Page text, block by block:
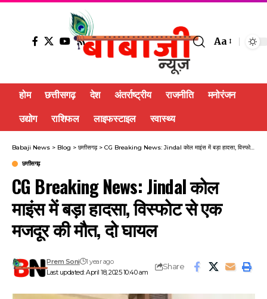
Aa
होम छत्तीसगढ़ देश अंतर्राष्ट्रीय राजनीति मनोरंजन
उद्योग राशिफल लाइफस्टाइल स्वास्थ्य
Babaji News > Blog > छत्तीसगढ़> CG Breaking News: Jindal कोल माइंस में बड़ा हादसा, विस्फोट से एक मजदूर की मौत, दो घायल
छत्तीसगढ़
CG Breaking News: Jindal कोल
माइंस में बड़ा हादसा, विस्फोट से एक
मजदूर की मौत, दो घायल
Last updated: April 18, 2025 10:40 am
Prem Soni 1 year ago
Share